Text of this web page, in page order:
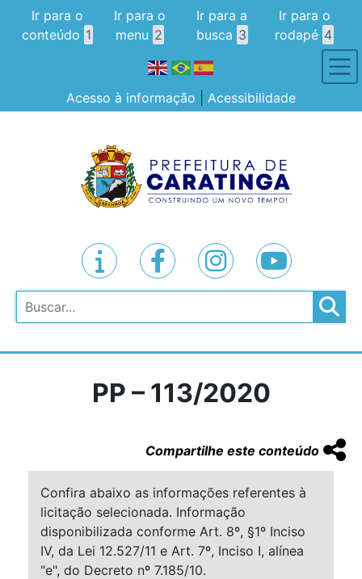
Ir para o
conteúdo 1
Ir para o
menu 2
Ir para a
busca 3
Ir para o
rodapé 4
Acesso à informação Acessibilidade
Pesquisar
PP – 113/2020
Compartilhe este conteúdo
Confira abaixo as informações referentes à
licitação selecionada. Informação
disponibilizada conforme Art. 8º, §1º Inciso
IV, da Lei 12.527/11 e Art. 7º, Inciso I, alínea
"e", do Decreto nº 7.185/10.